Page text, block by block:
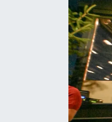
Son Dakika Haberleri
Haber Arşivi